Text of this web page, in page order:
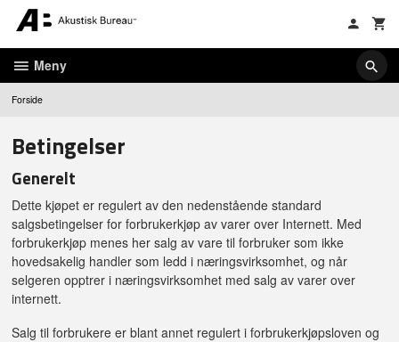
innholdet
Meny
Forside
Betingelser
Generelt
Dette kjøpet er regulert av den nedenstående standard
salgsbetingelser for forbrukerkjøp av varer over Internett. Med
forbrukerkjøp menes her salg av vare til forbruker som ikke
hovedsakelig handler som ledd i næringsvirksomhet, og når
selgeren opptrer i næringsvirksomhet med salg av varer over
internett.
Salg til forbrukere er blant annet regulert i forbrukerkjøpsloven og